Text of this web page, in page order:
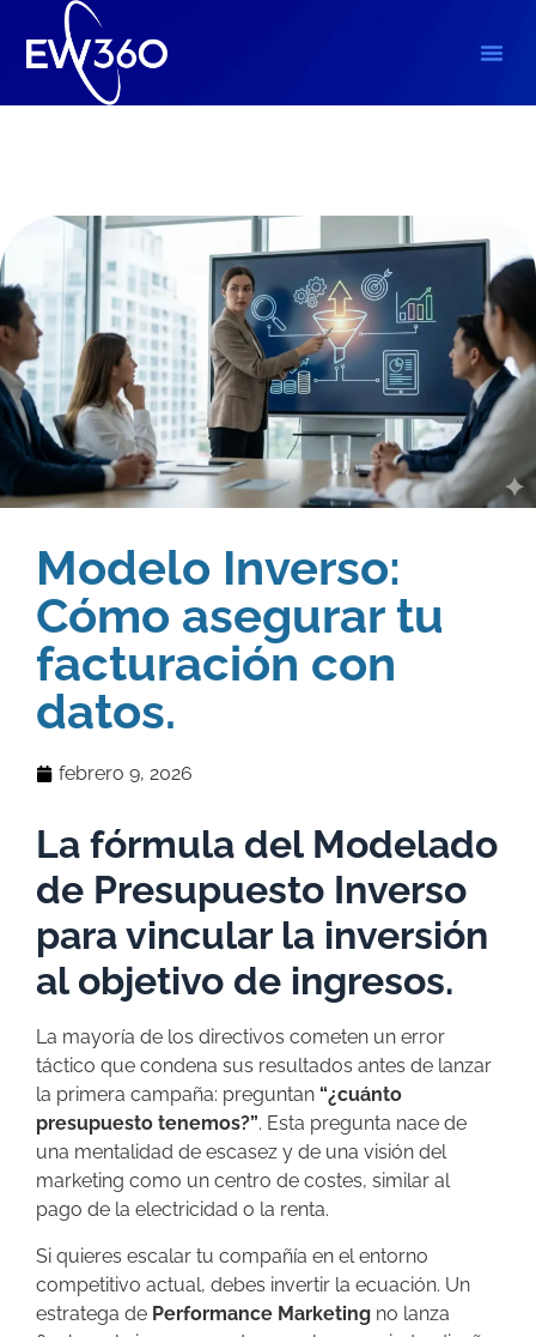
Modelo Inverso:
Cómo asegurar tu
facturación con
datos.
febrero 9, 2026
La fórmula del Modelado
de Presupuesto Inverso
para vincular la inversión
al objetivo de ingresos.
La mayoría de los directivos cometen un error
táctico que condena sus resultados antes de lanzar
la primera campaña: preguntan “¿cuánto
presupuesto tenemos?”. Esta pregunta nace de
una mentalidad de escasez y de una visión del
marketing como un centro de costes, similar al
pago de la electricidad o la renta.
Si quieres escalar tu compañía en el entorno
competitivo actual, debes invertir la ecuación. Un
estratega de Performance Marketing no lanza